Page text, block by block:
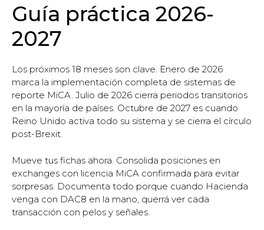
Guía práctica 2026-
2027
Los próximos 18 meses son clave. Enero de 2026
marca la implementación completa de sistemas de
reporte MiCA. Julio de 2026 cierra periodos transitorios
en la mayoría de países. Octubre de 2027 es cuando
Reino Unido activa todo su sistema y se cierra el círculo
post-Brexit.
Mueve tus fichas ahora. Consolida posiciones en
exchanges con licencia MiCA confirmada para evitar
sorpresas. Documenta todo porque cuando Hacienda
venga con DAC8 en la mano, querrá ver cada
transacción con pelos y señales.